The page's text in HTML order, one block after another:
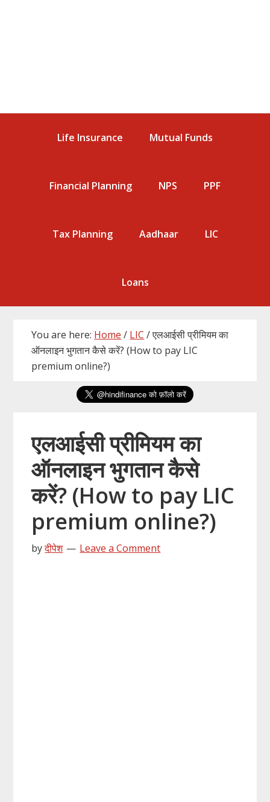
Life Insurance Mutual Funds
Financial Planning NPS PPF
Tax Planning Aadhaar LIC
Loans
You are here: Home / LIC /एलआईसी प्रीमियम का
ऑनलाइन भुगतान कैसे करें? (How to pay LIC
premium online?)
एलआईसी प्रीमियम का
ऑनलाइन भुगतान कैसे
करें? (How to pay LIC
premium online?)
byदीपेश Leave a Comment